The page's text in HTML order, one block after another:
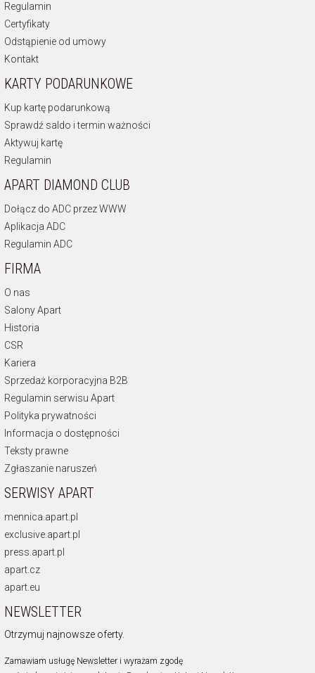
Regulamin
Certyfikaty
Odstąpienie od umowy
Kontakt
KARTY PODARUNKOWE
Kup kartę podarunkową
Sprawdź saldo i termin ważności
Aktywuj kartę
Regulamin
APART DIAMOND CLUB
Dołącz do ADC przez WWW
Aplikacja ADC
Regulamin ADC
FIRMA
O nas
Salony Apart
Historia
CSR
Kariera
Sprzedaż korporacyjna B2B
Regulamin serwisu Apart
Polityka prywatności
Informacja o dostępności
Teksty prawne
Zgłaszanie naruszeń
SERWISY APART
mennica.apart.pl
exclusive.apart.pl
press.apart.pl
apart.cz
apart.eu
NEWSLETTER
Otrzymuj najnowsze oferty.
Zamawiam usługę Newsletter i wyrażam zgodę